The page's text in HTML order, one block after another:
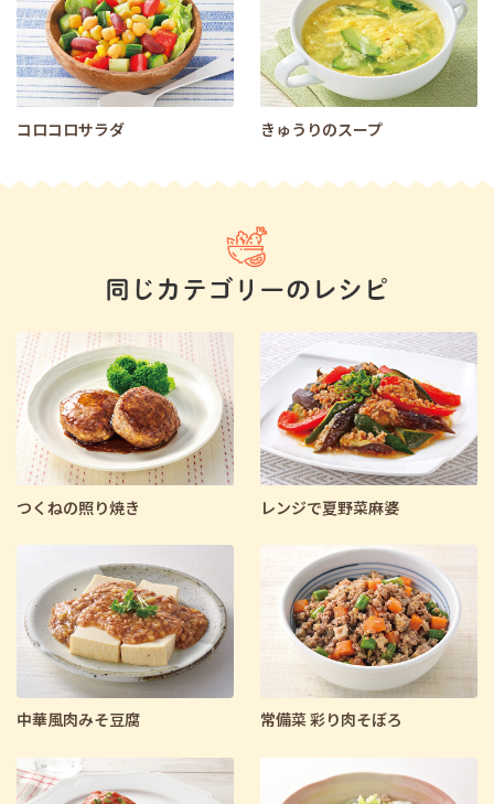
コロコロサラダ きゅうりのスープ
つくねの照り焼き レンジで夏野菜麻婆
中華風肉みそ豆腐 常備菜 彩り肉そぼろ